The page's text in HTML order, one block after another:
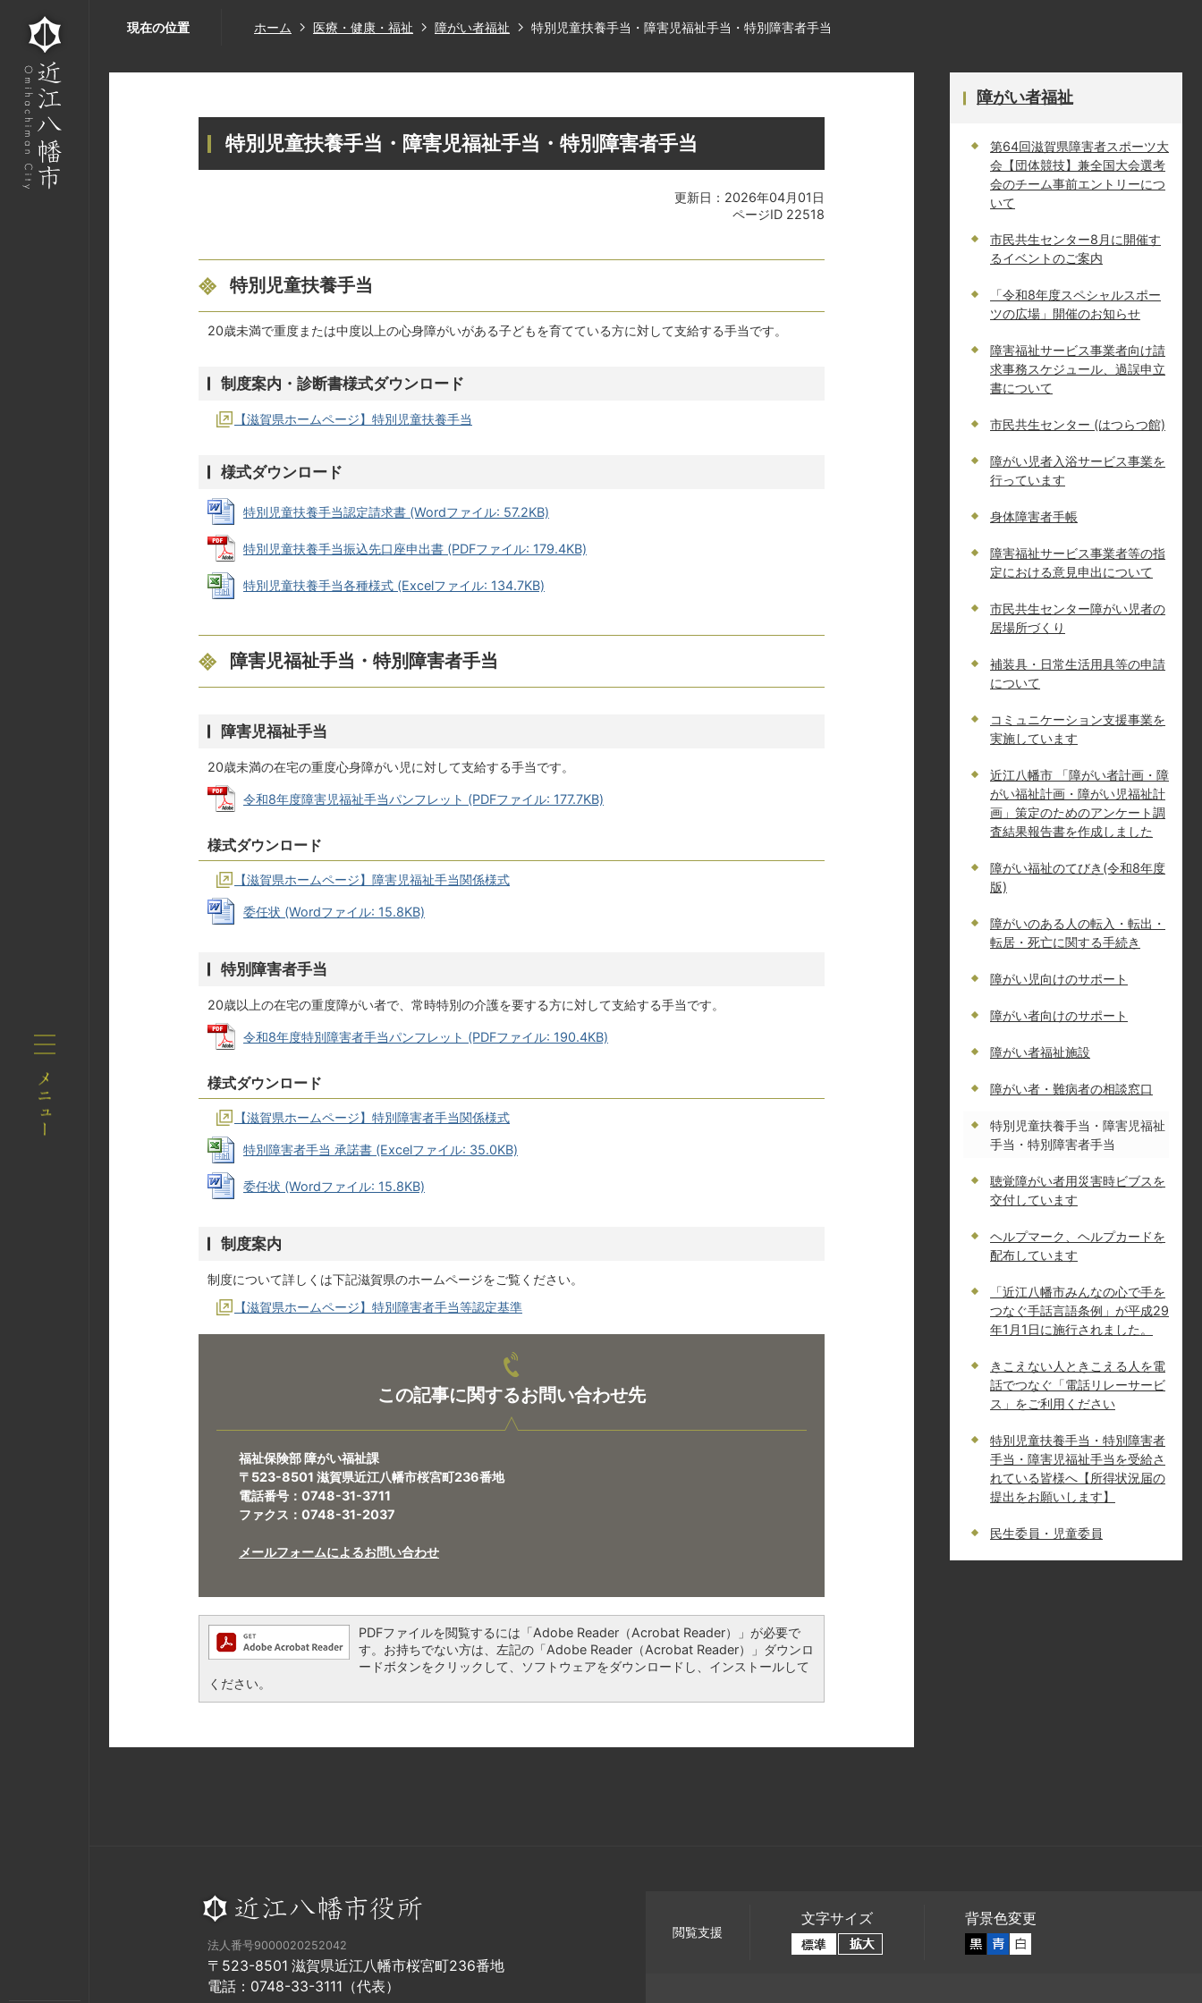
現在の位置 ホーム 医療・健康・福祉 障がい者福祉 特別児童扶養手当・障害児福祉手当・特別障害者手当
特別児童扶養手当・障害児福祉手当・特別障害者手当
更新日：2026年04月01日
ページID 22518
特別児童扶養手当
20歳未満で重度または中度以上の心身障がいがある子どもを育てている方に対して支給する手当です。
制度案内・診断書様式ダウンロード
【滋賀県ホームページ】特別児童扶養手当
様式ダウンロード
特別児童扶養手当認定請求書 (Wordファイル: 57.2KB)
特別児童扶養手当振込先口座申出書 (PDFファイル: 179.4KB)
特別児童扶養手当各種様式 (Excelファイル: 134.7KB)
障害児福祉手当・特別障害者手当
障害児福祉手当
20歳未満の在宅の重度心身障がい児に対して支給する手当です。
令和8年度障害児福祉手当パンフレット (PDFファイル: 177.7KB)
様式ダウンロード
【滋賀県ホームページ】障害児福祉手当関係様式
委任状 (Wordファイル: 15.8KB)
特別障害者手当
20歳以上の在宅の重度障がい者で、常時特別の介護を要する方に対して支給する手当です。
令和8年度特別障害者手当パンフレット (PDFファイル: 190.4KB)
様式ダウンロード
【滋賀県ホームページ】特別障害者手当関係様式
特別障害者手当 承諾書 (Excelファイル: 35.0KB)
委任状 (Wordファイル: 15.8KB)
制度案内
制度について詳しくは下記滋賀県のホームページをご覧ください。
【滋賀県ホームページ】特別障害者手当等認定基準
この記事に関するお問い合わせ先
福祉保険部 障がい福祉課
〒523-8501 滋賀県近江八幡市桜宮町236番地
電話番号：0748-31-3711
ファクス：0748-31-2037
メールフォームによるお問い合わせ
PDFファイルを閲覧するには「Adobe Reader（Acrobat Reader）」が必要で
す。お持ちでない方は、左記の「Adobe Reader（Acrobat Reader）」ダウンロ
ードボタンをクリックして、ソフトウェアをダウンロードし、インストールして
ください。
障がい者福祉
第64回滋賀県障害者スポーツ大
会【団体競技】兼全国大会選考
会のチーム事前エントリーにつ
いて
市民共生センター8月に開催す
るイベントのご案内
「令和8年度スペシャルスポー
ツの広場」開催のお知らせ
障害福祉サービス事業者向け請
求事務スケジュール、過誤申立
書について
市民共生センター (はつらつ館)
障がい児者入浴サービス事業を
行っています
身体障害者手帳
障害福祉サービス事業者等の指
定における意見申出について
市民共生センター障がい児者の
居場所づくり
補装具・日常生活用具等の申請
について
コミュニケーション支援事業を
実施しています
近江八幡市 「障がい者計画・障
がい福祉計画・障がい児福祉計
画」策定のためのアンケート調
査結果報告書を作成しました
障がい福祉のてびき(令和8年度
版)
障がいのある人の転入・転出・
転居・死亡に関する手続き
障がい児向けのサポート
障がい者向けのサポート
障がい者福祉施設
障がい者・難病者の相談窓口
特別児童扶養手当・障害児福祉
手当・特別障害者手当
聴覚障がい者用災害時ビブスを
交付しています
ヘルプマーク、ヘルプカードを
配布しています
「近江八幡市みんなの心で手を
つなぐ手話言語条例」が平成29
年1月1日に施行されました。
きこえない人ときこえる人を電
話でつなぐ「電話リレーサービ
ス」をご利用ください
特別児童扶養手当・特別障害者
手当・障害児福祉手当を受給さ
れている皆様へ【所得状況届の
提出をお願いします】
民生委員・児童委員
法人番号9000020252042
〒523-8501 滋賀県近江八幡市桜宮町236番地
電話：0748-33-3111（代表）
閲覧支援
文字サイズ 背景色変更